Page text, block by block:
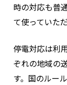
時の対応も普
て使っていた
停電対応は利
ぞれの地域の
す。国のルー